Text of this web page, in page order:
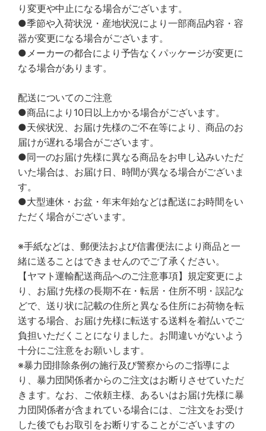
り変更や中止になる場合がございます。
●季節や入荷状況・産地状況により一部商品内容・容
器が変更になる場合がございます。
●メーカーの都合により予告なくパッケージが変更に
なる場合があります。
配送についてのご注意
●商品により10日以上かかる場合がございます。
●天候状況、お届け先様のご不在等により、商品のお
届けが遅れる場合がございます。
●同一のお届け先様に異なる商品をお申し込みいただ
いた場合は、お届け日、時間が異なる場合がございま
す。
●大型連休・お盆・年末年始などは配送にお時間をい
ただく場合がございます。
※手紙などは、郵便法および信書便法により商品と一
緒に送ることはできませんのでご了承ください。
【ヤマト運輸配送商品へのご注意事項】規定変更によ
り、お届け先様の長期不在・転居・住所不明・誤記な
どで、送り状に記載の住所と異なる住所にお荷物を転
送する場合、お届け先様に転送する送料を着払いでご
負担いただくことになりました。お間違いがないよう
十分にご注意をお願いします。
※暴力団排除条例の施行及び警察からのご指導によ
り、暴力団関係者からのご注文はお断りさせていただ
きます。なお、ご依頼主様、あるいはお届け先様に暴
力団関係者が含まれている場合には、ご注文をお受け
した後でもお取引をお断りすることがございますの